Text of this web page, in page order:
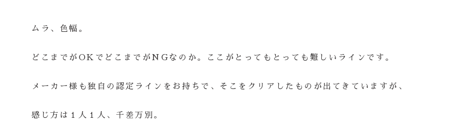
ムラ、色幅。
どこまでがOKでどこまでがNGなのか。ここがとってもとっても難しいラインです。
メーカー様も独自の認定ラインをお持ちで、そこをクリアしたものが出てきていますが、
感じ方は１人１人、千差万別。